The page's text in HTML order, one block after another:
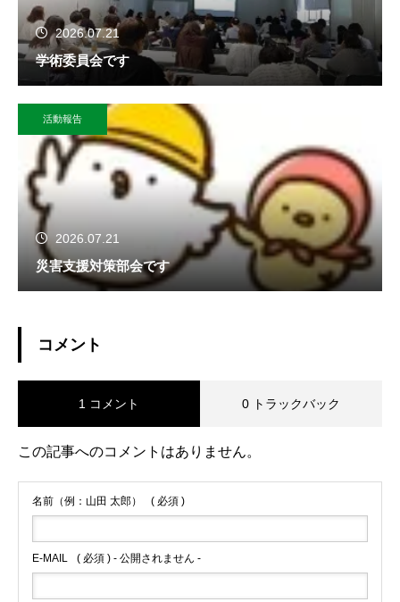
2026.07.21
学術委員会です
活動報告
2026.07.21
災害支援対策部会です
コメント
1 コメント 0 トラックバック
この記事へのコメントはありません。
名前（例：山田 太郎） ( 必須 )
E-MAIL ( 必須 ) - 公開されません -